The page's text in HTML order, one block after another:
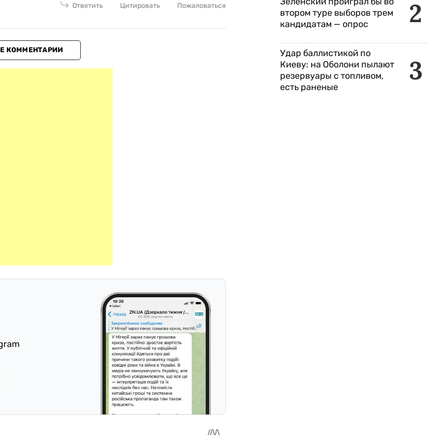
Ответить Цитировать Пожаловаться
КОММЕНТАРИИ
2
втором туре выборов трем
кандидатам — опрос
3
Удар баллистикой по
Киеву: на Оболони пылают
резервуары с топливом,
есть раненые